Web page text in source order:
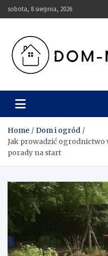
Skip
to
sobota, 8 sierpnia, 2026
Dom-
Home
Dom i ogród
Jak prowadzić ogrodnictwo
porady na start